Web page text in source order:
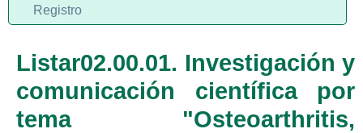
Listar02.00.01. Investigación y
comunicación científica por
tema "Osteoarthritis,
Registro